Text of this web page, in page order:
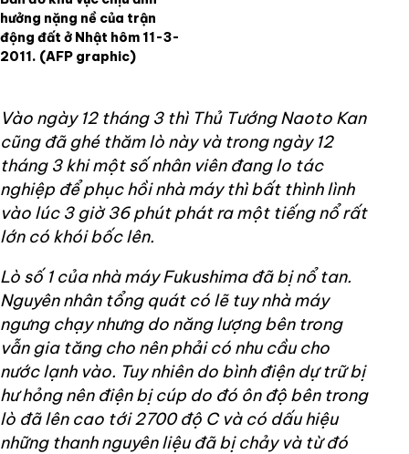
hưởng nặng nề của trận
động đất ở Nhật hôm 11-3-
2011. (AFP graphic)
Vào ngày 12 tháng 3 thì Thủ Tướng Naoto Kan
cũng đã ghé thăm lò này và trong ngày 12
tháng 3 khi một số nhân viên đang lo tác
nghiệp để phục hồi nhà máy thì bất thình lình
vào lúc 3 giờ 36 phút phát ra một tiếng nổ rất
lớn có khói bốc lên.
Lò số 1 của nhà máy Fukushima đã bị nổ tan.
Nguyên nhân tổng quát có lẽ tuy nhà máy
ngưng chạy nhưng do năng lượng bên trong
vẫn gia tăng cho nên phải có nhu cầu cho
nước lạnh vào. Tuy nhiên do bình điện dự trữ bị
hư hỏng nên điện bị cúp do đó ôn độ bên trong
lò đã lên cao tới 2700 độ C và có dấu hiệu
những thanh nguyên liệu đã bị chảy và từ đó